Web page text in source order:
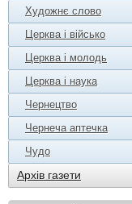
Художнє слово
Церква і військо
Церква і молодь
Церква і наука
Чернецтво
Чернеча аптечка
Чудо
Архів газети